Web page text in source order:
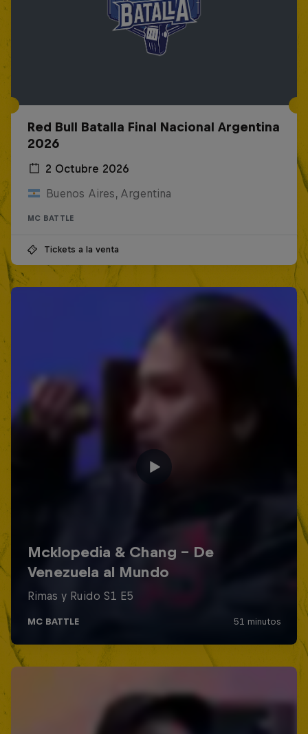
Red Bull Batalla Final Nacional Argentina
2026
2 Octubre 2026
Buenos Aires, Argentina
MC BATTLE
Tickets a la venta